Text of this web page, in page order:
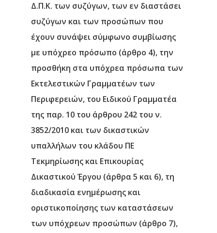
Δ.Π.Κ. των συζύγων, των εν διαστάσει
συζύγων και των προσώπων που
έχουν συνάψει σύμφωνο συμβίωσης
με υπόχρεο πρόσωπο (άρθρο 4), την
προσθήκη στα υπόχρεα πρόσωπα των
Εκτελεστικών Γραμματέων των
Περιφερειών, του Ειδικού Γραμματέα
της παρ. 10 του άρθρου 242 του ν.
3852/2010 και των δικαστικών
υπαλλήλων του κλάδου ΠΕ
Τεκμηρίωσης και Επικουρίας
Δικαστικού Έργου (άρθρα 5 και 6), τη
διαδικασία ενημέρωσης και
οριστικοποίησης των καταστάσεων
των υπόχρεων προσώπων (άρθρο 7),